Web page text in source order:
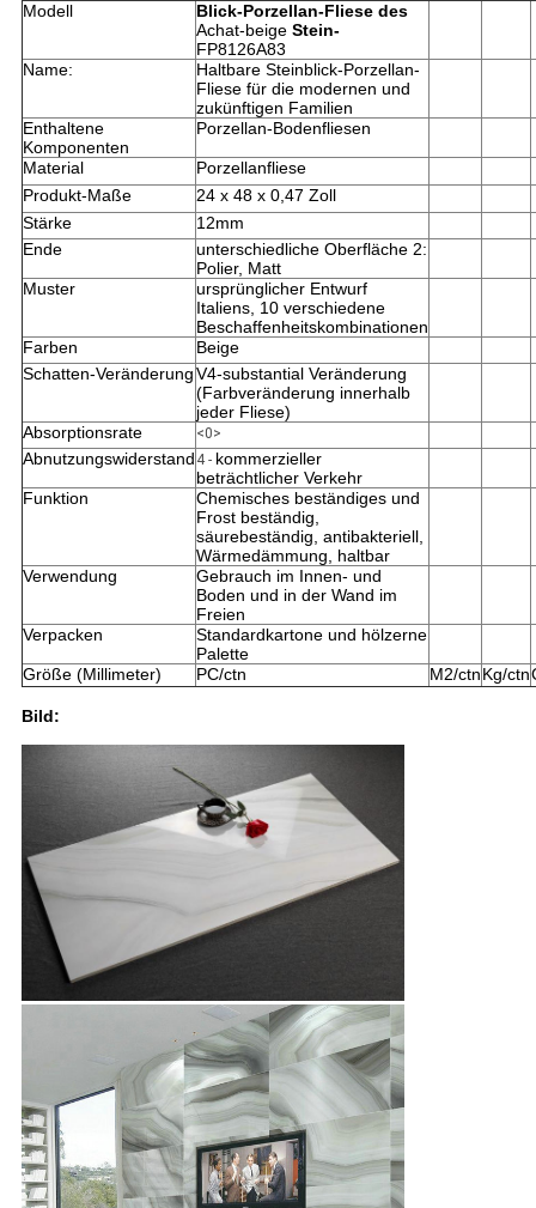
Modell
Blick-Porzellan-Fliese des
Achat-beige Stein-
FP8126A83
Name:
Haltbare Steinblick-Porzellan-
Fliese für die modernen und
zukünftigen Familien
Enthaltene
Komponenten
Porzellan-Bodenfliesen
Material
Porzellanfliese
Produkt-Maße
24 x 48 x 0,47 Zoll
Stärke
12mm
Ende
unterschiedliche Oberfläche 2:
Polier, Matt
Muster
ursprünglicher Entwurf
Italiens, 10 verschiedene
Beschaffenheitskombinationen
Farben
Beige
Schatten-VeränderungV4-substantial Veränderung
(Farbveränderung innerhalb
jeder Fliese)
Absorptionsrate
<0>
Abnutzungswiderstand 4 - kommerzieller
beträchtlicher Verkehr
Funktion
Chemisches beständiges und
Frost beständig,
säurebeständig, antibakteriell,
Wärmedämmung, haltbar
Verwendung
Gebrauch im Innen- und
Boden und in der Wand im
Freien
Verpacken
Standardkartone und hölzerne
Palette
Größe (Millimeter)
PC/ctn M2/ctnKg/ctn
Bild: